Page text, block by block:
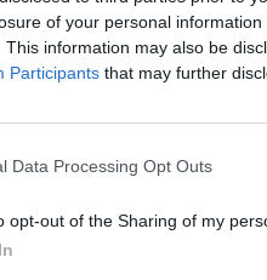
of your personal
This information may also be
Participants that may further
Data Processing Opt Outs
opt-out of the Sharing of my
στοCulturenow.gr
και τον Πολιτισμό!